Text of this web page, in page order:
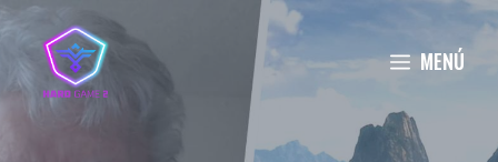
Saltar
contenido
MENÚ